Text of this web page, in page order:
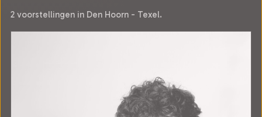
2 voorstellingen in Den Hoorn - Texel.